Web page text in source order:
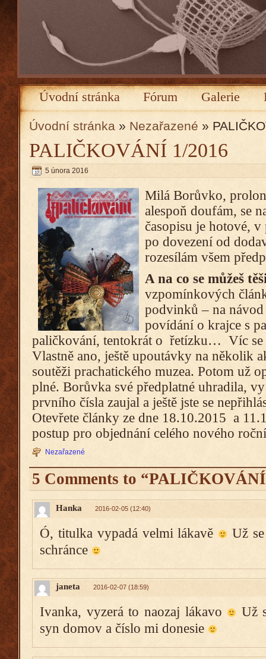
Úvodní stránka Fórum Galerie
Úvodní stránka » Nezařazené »
PALIČKOVÁNÍ 1/2016
5 února 2016
Milá Borůvko,
alespoň doufám, se
časopisu je hotové,
po dovezení od
rozesílám všem
A na co se můžeš
vzpomínkových
podvinků – na
povídání o krajce s
paličkování, tentokrát o řetízku… Víc se
Vlastně ano, ještě upoutávky na několik
soutěži prachatického muzea. Potom už
plné. Borůvka své předplatné uhradila,
prvního čísla zaujal a ještě jste se
Otevřete články ze dne 18.10.2015 a
postup pro objednání celého nového
Nezařazené
5 Comments to
Hanka 2016-02-05 (12:40)
Ó, titulka vypadá velmi lákavě
Už
schránce
janeta 2016-02-07 (18:59)
Ivanka, vyzerá to naozaj lákavo
Už
syn domov a číslo mi donesie